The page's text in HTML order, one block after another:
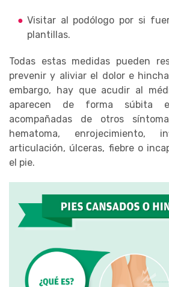
Visitar al podólogo por si
plantillas.
Todas estas medidas pueden
prevenir y aliviar el dolor e
embargo, hay que acudir al
aparecen de forma súbita
acompañadas de otros
hematoma, enrojecimiento,
articulación, úlceras, fiebre o
el pie.